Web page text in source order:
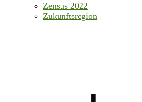
Zensus 2022
Zukunftsregion